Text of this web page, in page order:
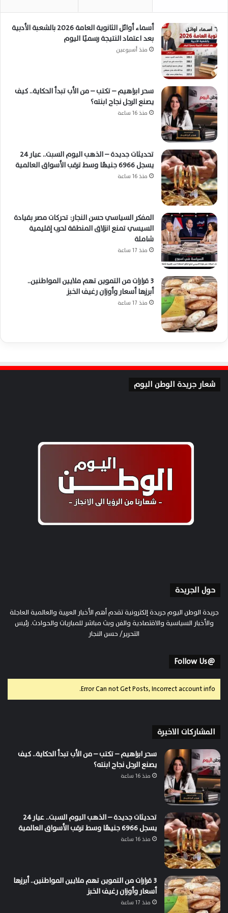
أسماء أوائل الثانوية العامة 2026 بالشعبة الأدبية
بعد اعتماد النتيجة رسميًا اليوم
منذ أسبوعين
سحر ابراهيم – تكتب – من الأب تبدأ الحكاية.. كيف
يصنع الرجل نجاح ابنته؟
منذ 16 ساعة
تحديثات جديدة – الذهب اليوم السبت.. عيار 24
يسجل 6966 جنيهًا وسط ترقب الأسواق العالمية
منذ 16 ساعة
المفكر السياسي حسن النجار: تحركات مصر بقيادة
السيسي تمنع انزلاق المنطقة لحرب إقليمية
شاملة
منذ 17 ساعة
3 قرارات من التموين تهم ملايين المواطنين..
أبرزها أسعار وأوزان رغيف الخبز
منذ 17 ساعة
شعار جريدة الوطن اليوم
حول الجريدة
جريدة الوطن اليوم جريدة إلكترونية تقدم أهم الأخبار العربية والعالمية العاجلة
والأخبار السياسية والاقتصادية والفن وبث مباشر للمباريات والحوادث. رئيس
التحرير/ حسن النجار
@Follow Us
Error Can not Get Posts, Incorrect account info.
المشاركات الاخيرة
سحر ابراهيم – تكتب – من الأب تبدأ الحكاية.. كيف
يصنع الرجل نجاح ابنته؟
منذ 16 ساعة
تحديثات جديدة – الذهب اليوم السبت.. عيار 24
يسجل 6966 جنيهًا وسط ترقب الأسواق العالمية
منذ 16 ساعة
3 قرارات من التموين تهم ملايين المواطنين.. أبرزها
أسعار وأوزان رغيف الخبز
منذ 17 ساعة